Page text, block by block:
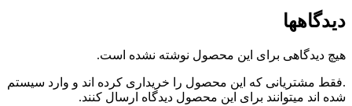
دیدگاهها
هیچ دیدگاهی برای این محصول نوشته نشده است.
.فقط مشتریانی که این محصول را خریداری کرده اند و وارد سیستم
شده اند میتوانند برای این محصول دیدگاه ارسال کنند.